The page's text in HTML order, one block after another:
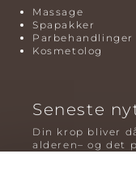
Massage
Spapakker
Parbehandlinger
Kosmetolog
Seneste
Din krop bliver
alderen– og det